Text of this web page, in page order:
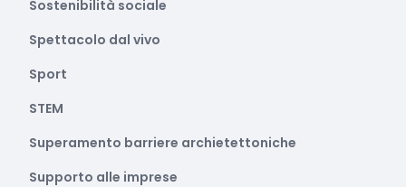
Sostenibilità sociale
Spettacolo dal vivo
Sport
STEM
Superamento barriere archietettoniche
Supporto alle imprese